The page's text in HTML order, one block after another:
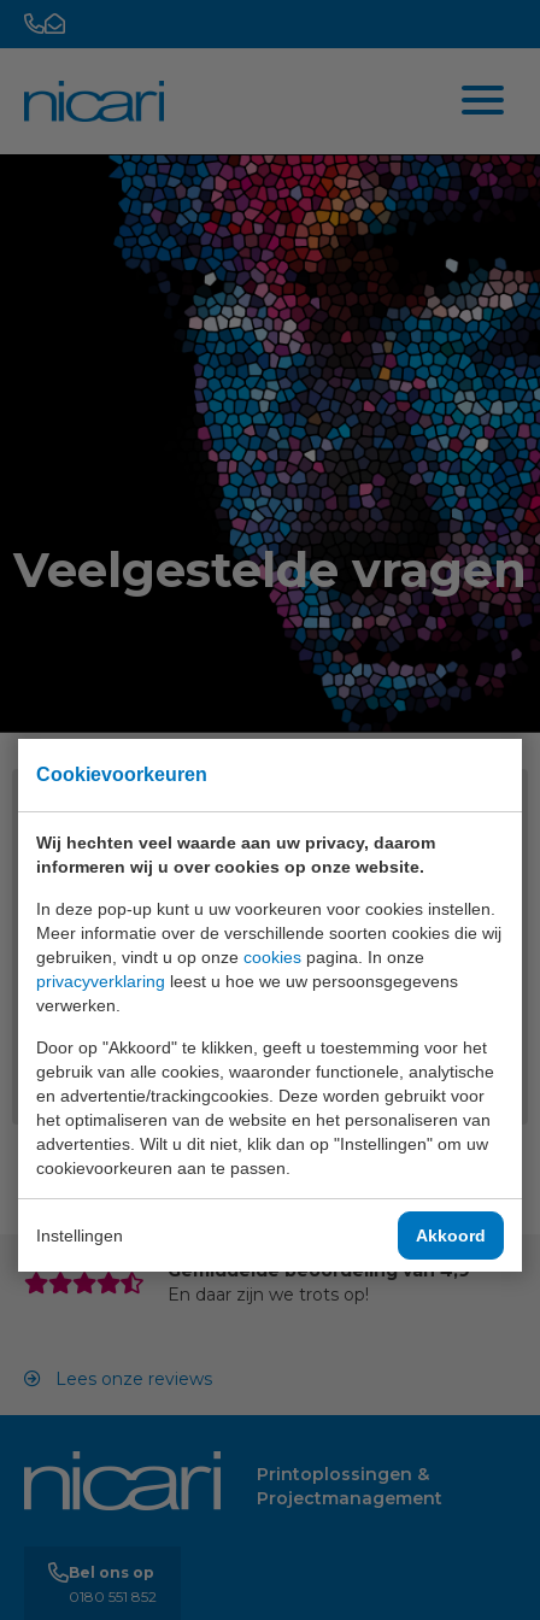
Cookievoorkeuren
Wij hechten veel waarde aan uw privacy, daarom
informeren wij u over cookies op onze website.
In deze pop-up kunt u uw voorkeuren voor cookies instellen.
Meer informatie over de verschillende soorten cookies die wij
gebruiken, vindt u op onze cookies pagina. In onze
privacyverklaring leest u hoe we uw persoonsgegevens
verwerken.
Door op "Akkoord" te klikken, geeft u toestemming voor het
gebruik van alle cookies, waaronder functionele, analytische
en advertentie/trackingcookies. Deze worden gebruikt voor
het optimaliseren van de website en het personaliseren van
advertenties. Wilt u dit niet, klik dan op "Instellingen" om uw
cookievoorkeuren aan te passen.
Instellingen Akkoord
Veelgestelde vragen
Waar zijn de Algemene
voorwaarden te vinden?
De Algemene voorwaarden en
Privacyverklaring zijn te vinden onder deze link
Algemene voorwaarden & Privacyverklaring.
Terug naar overzicht
Gemiddelde beoordeling van 4,9
En daar zijn we trots op!
Lees onze reviews
Printoplossingen &
Projectmanagement
Bel ons op
0180 551 852